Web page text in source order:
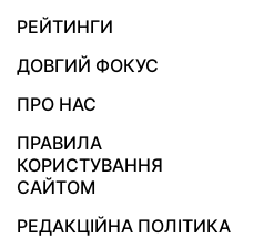
РЕЙТИНГИ
ДОВГИЙ ФОКУС
ПРО НАС
ПРАВИЛА
КОРИСТУВАННЯ
САЙТОМ
РЕДАКЦІЙНА ПОЛІТИКА